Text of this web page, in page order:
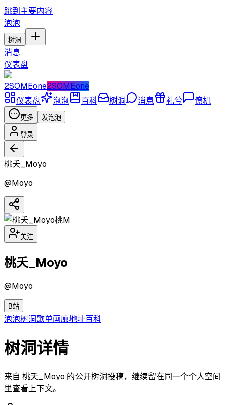
跳到主要内容
泡泡
树洞
消息
仪表盘
2SOMEone2SOMEone
仪表盘
泡泡 百科 树洞 消息 礼兮 僚机
更多 发泡泡
登录
桃夭_Moyo
@Moyo
桃M
关注
桃夭_Moyo
@Moyo
B站
泡泡树洞歌单画廊地址百科
树洞详情
来自 桃夭_Moyo 的公开树洞投稿，继续留在同一个个人空间
里查看上下文。